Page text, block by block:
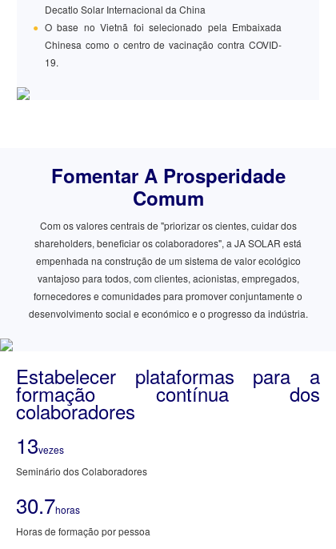
Decatlo Solar Internacional da China
● O base no Vietnã foi selecionado pela Embaixada
Chinesa como o centro de vacinação contra COVID-
19.
Fomentar A Prosperidade
Comum
Com os valores centrais de "priorizar os cientes, cuidar dos
shareholders, beneficiar os colaboradores", a JA SOLAR está
empenhada na construção de um sistema de valor ecológico
vantajoso para todos, com clientes, acionistas, empregados,
fornecedores e comunidades para promover conjuntamente o
desenvolvimento social e económico e o progresso da indústria.
Estabelecer plataformas para a
formação contínua dos
colaboradores
13vezes
Seminário dos Colaboradores
30.7horas
Horas de formação por pessoa